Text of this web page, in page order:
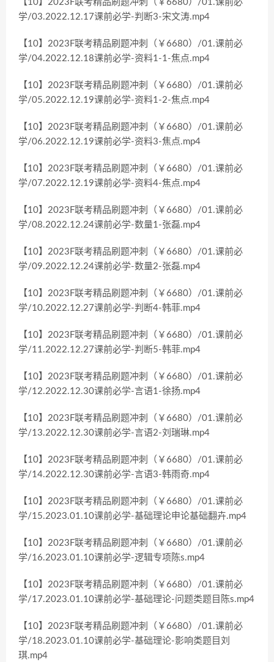
【10】2023F联考精品刷题冲刺（￥6680）/01.课前必
学/03.2022.12.17课前必学-判断3-宋文涛.mp4
【10】2023F联考精品刷题冲刺（￥6680）/01.课前必
学/04.2022.12.18课前必学-资料1-1-焦点.mp4
【10】2023F联考精品刷题冲刺（￥6680）/01.课前必
学/05.2022.12.19课前必学-资料1-2-焦点.mp4
【10】2023F联考精品刷题冲刺（￥6680）/01.课前必
学/06.2022.12.19课前必学-资料3-焦点.mp4
【10】2023F联考精品刷题冲刺（￥6680）/01.课前必
学/07.2022.12.19课前必学-资料4-焦点.mp4
【10】2023F联考精品刷题冲刺（￥6680）/01.课前必
学/08.2022.12.24课前必学-数量1-张磊.mp4
【10】2023F联考精品刷题冲刺（￥6680）/01.课前必
学/09.2022.12.24课前必学-数量2-张磊.mp4
【10】2023F联考精品刷题冲刺（￥6680）/01.课前必
学/10.2022.12.27课前必学-判断4-韩菲.mp4
【10】2023F联考精品刷题冲刺（￥6680）/01.课前必
学/11.2022.12.27课前必学-判断5-韩菲.mp4
【10】2023F联考精品刷题冲刺（￥6680）/01.课前必
学/12.2022.12.30课前必学-言语1-徐扬.mp4
【10】2023F联考精品刷题冲刺（￥6680）/01.课前必
学/13.2022.12.30课前必学-言语2-刘瑞琳.mp4
【10】2023F联考精品刷题冲刺（￥6680）/01.课前必
学/14.2022.12.30课前必学-言语3-韩雨奇.mp4
【10】2023F联考精品刷题冲刺（￥6680）/01.课前必
学/15.2023.01.10课前必学-基础理论申论基础翻卉.mp4
【10】2023F联考精品刷题冲刺（￥6680）/01.课前必
学/16.2023.01.10课前必学-逻辑专项陈s.mp4
【10】2023F联考精品刷题冲刺（￥6680）/01.课前必
学/17.2023.01.10课前必学-基础理论-问题类题目陈s.mp4
【10】2023F联考精品刷题冲刺（￥6680）/01.课前必
学/18.2023.01.10课前必学-基础理论-影响类题目刘
琪.mp4